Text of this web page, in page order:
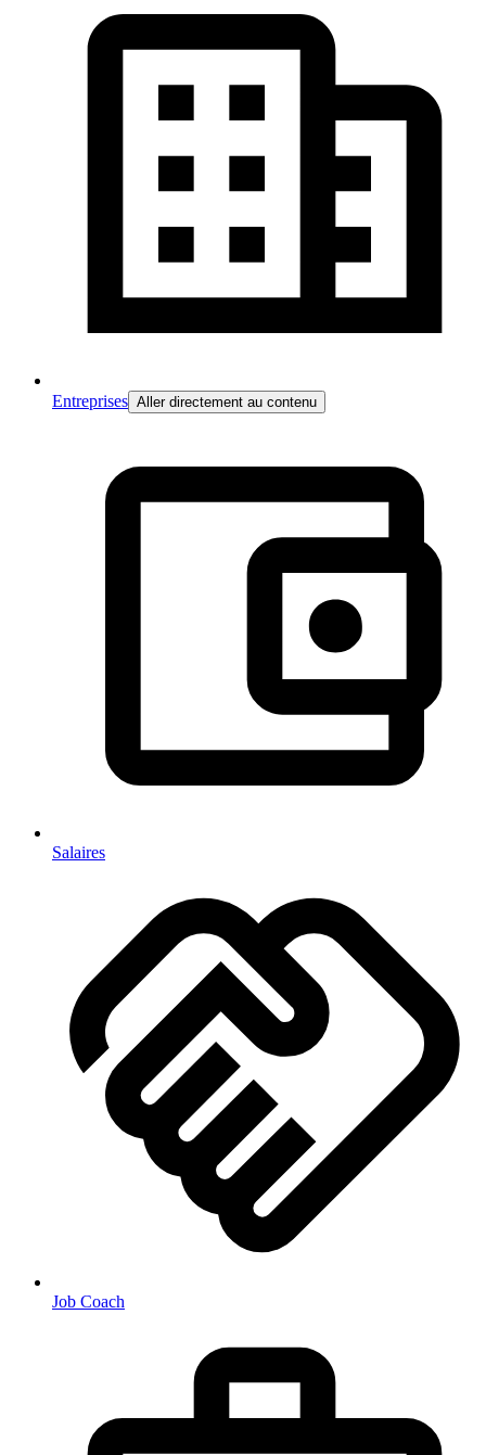
Entreprises Aller directement au contenu
Salaires
Job Coach